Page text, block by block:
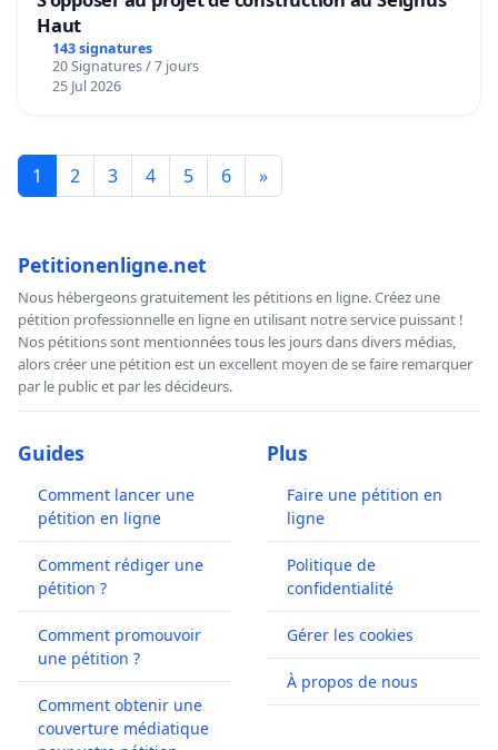
Haut
143 signatures
20 Signatures / 7 jours
25 Jul 2026
1 2 3 4 5 6 »
Petitionenligne.net
Nous hébergeons gratuitement les pétitions en ligne. Créez une
pétition professionnelle en ligne en utilisant notre service puissant !
Nos pétitions sont mentionnées tous les jours dans divers médias,
alors créer une pétition est un excellent moyen de se faire remarquer
par le public et par les décideurs.
Guides
Comment lancer une
pétition en ligne
Comment rédiger une
pétition ?
Comment promouvoir
une pétition ?
Comment obtenir une
couverture médiatique
Plus
Faire une pétition en
ligne
Politique de
confidentialité
Gérer les cookies
À propos de nous